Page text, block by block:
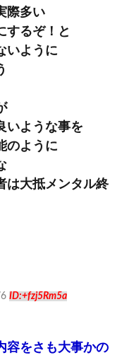
際多い
するぞ！と
いように
いような事を
のように
は大抵メンタル終
ID:+fzj5Rm5a
容をさも大事かの